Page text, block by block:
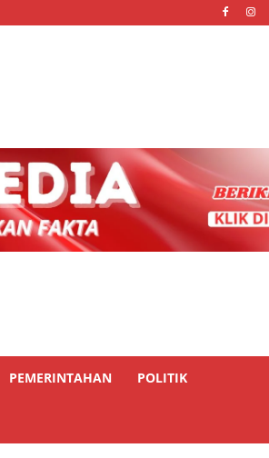
PEMERINTAHAN POLITIK